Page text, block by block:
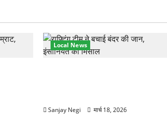
Local News
Sanjay Negi मार्च 18, 2026